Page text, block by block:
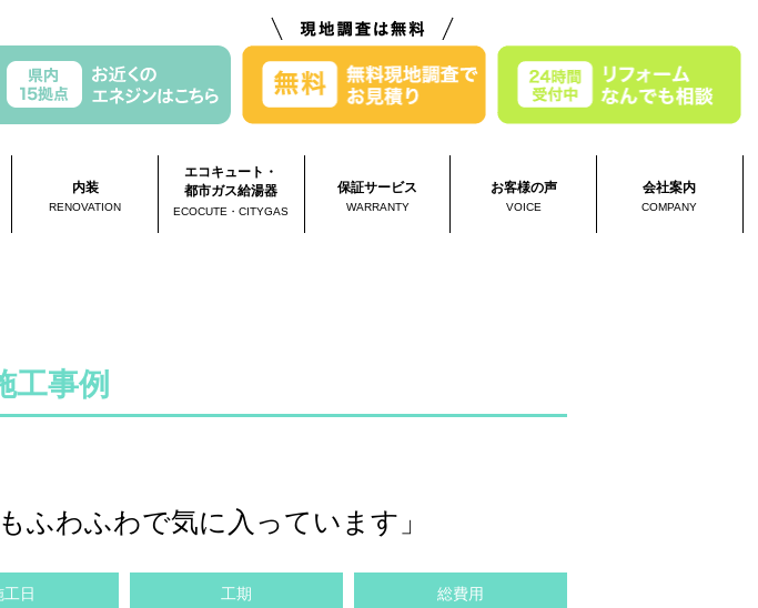
内装
RENOVATION
エコキュート・
都市ガス給湯器
ECOCUTE・CITYGAS
保証サービス
WARRANTY
お客様の声
VOICE
会社案内
COMPANY
工事例
ふわふわで気に入っています」
工日 工期 総費用